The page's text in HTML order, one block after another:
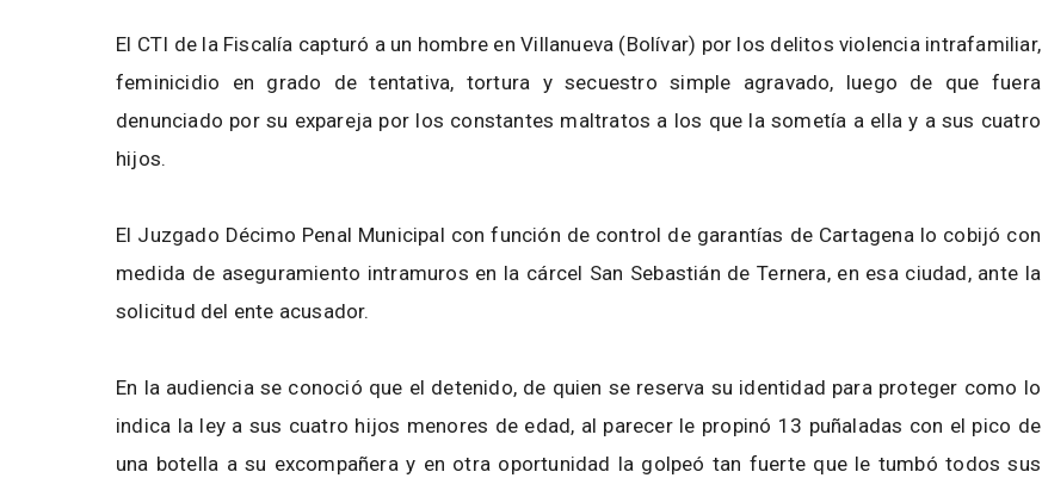
El CTI de la Fiscalía capturó a un hombre en Villanueva (Bolívar) por los delitos violencia intrafamiliar,
feminicidio en grado de tentativa, tortura y secuestro simple agravado, luego de que fuera
denunciado por su expareja por los constantes maltratos a los que la sometía a ella y a sus cuatro
hijos.
El Juzgado Décimo Penal Municipal con función de control de garantías de Cartagena lo cobijó con
medida de aseguramiento intramuros en la cárcel San Sebastián de Ternera, en esa ciudad, ante la
solicitud del ente acusador.
En la audiencia se conoció que el detenido, de quien se reserva su identidad para proteger como lo
indica la ley a sus cuatro hijos menores de edad, al parecer le propinó 13 puñaladas con el pico de
una botella a su excompañera y en otra oportunidad la golpeó tan fuerte que le tumbó todos sus